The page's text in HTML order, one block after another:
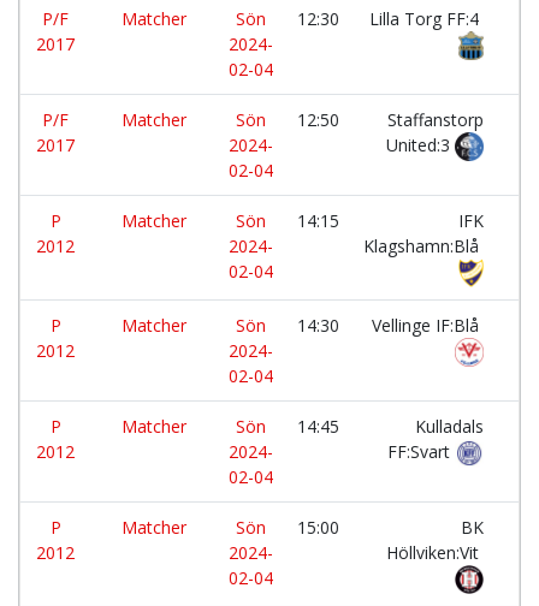
P/F
2017
Matcher
Sön
2024-
02-04
12:30 Lilla Torg FF:4
P/F
2017
Matcher
Sön
2024-
02-04
12:50
Staffanstorp
United:3
P
2012
Matcher
Sön
2024-
02-04
14:15
IFK
Klagshamn:Blå
P
2012
Matcher
Sön
2024-
02-04
14:30 Vellinge IF:Blå
P
2012
Matcher
Sön
2024-
02-04
14:45
Kulladals
FF:Svart
P
2012
Matcher
Sön
2024-
02-04
15:00
BK
Höllviken:Vit